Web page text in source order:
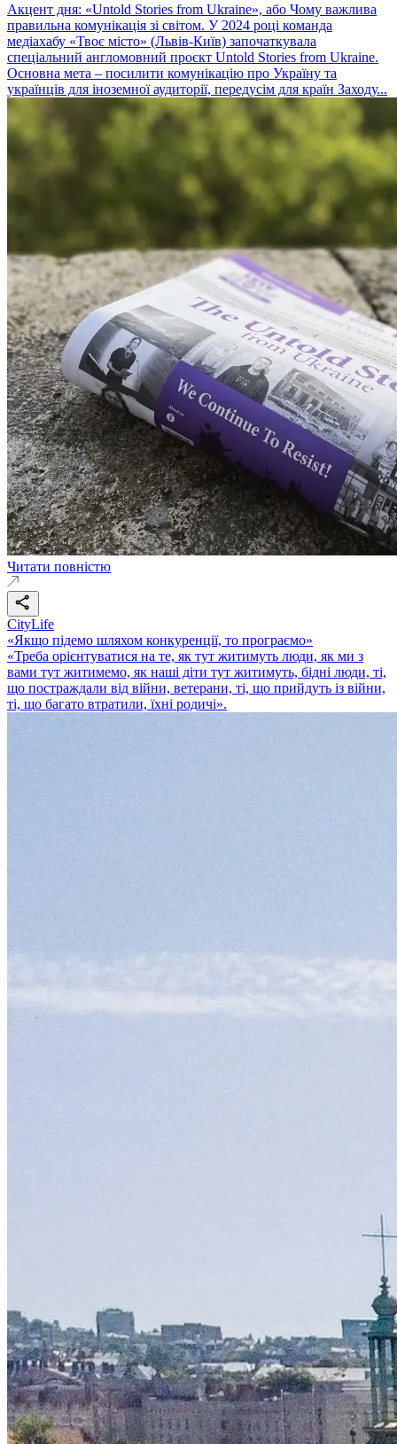
Акцент дня: «Untold Stories from Ukraine», або Чому важлива
правильна комунікація зі світом. У 2024 році команда
медіахабу «Твоє місто» (Львів-Київ) започаткувала
спеціальний англомовний проєкт Untold Stories from Ukraine.
Основна мета – посилити комунікацію про Україну та
українців для іноземної аудиторії, передусім для країн Заходу...
Читати повністю
CityLife
«Якщо підемо шляхом конкуренції, то програємо»
«Треба орієнтуватися на те, як тут житимуть люди, як ми з
вами тут житимемо, як наші діти тут житимуть, бідні люди, ті,
що постраждали від війни, ветерани, ті, що прийдуть із війни,
ті, що багато втратили, їхні родичі».